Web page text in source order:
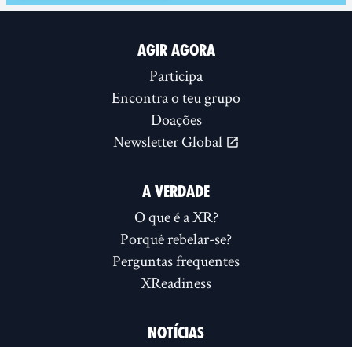
AGIR AGORA
Participa
Encontra o teu grupo
Doações
Newsletter Global
A VERDADE
O que é a XR?
Porquê rebelar-se?
Perguntas frequentes
XReadiness
NOTÍCIAS